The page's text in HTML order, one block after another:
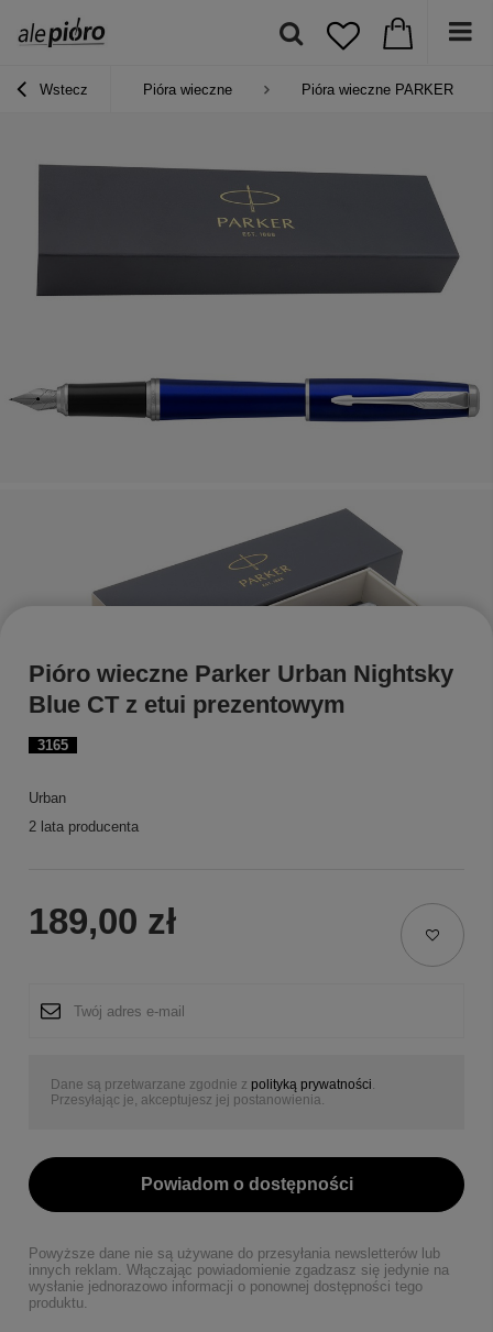
Wstecz Pióra wieczne Pióra wieczne PARKER
3165
Pióro wieczne Parker Urban Nightsky
Blue CT z etui prezentowym
Urban
2 lata producenta
189,00 zł
Dane są przetwarzane zgodnie z polityką prywatności
Przesyłając je, akceptujesz jej postanowienia.
Powiadom o dostępności
Powyższe dane nie są używane do przesyłania newsletterów lub
innych reklam. Włączając powiadomienie zgadzasz się jedynie na
wysłanie jednorazowo informacji o ponownej dostępności tego
produktu.